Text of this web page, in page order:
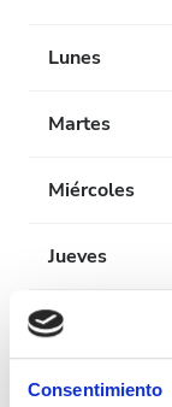
Consentimiento
Lunes
Martes
Miércoles
Jueves
Viernes
Sábado